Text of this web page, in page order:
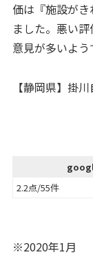
価は『施設が
ました。悪い
意見が多いよう
【静岡県】掛
2.2点/55件
※2020年1月